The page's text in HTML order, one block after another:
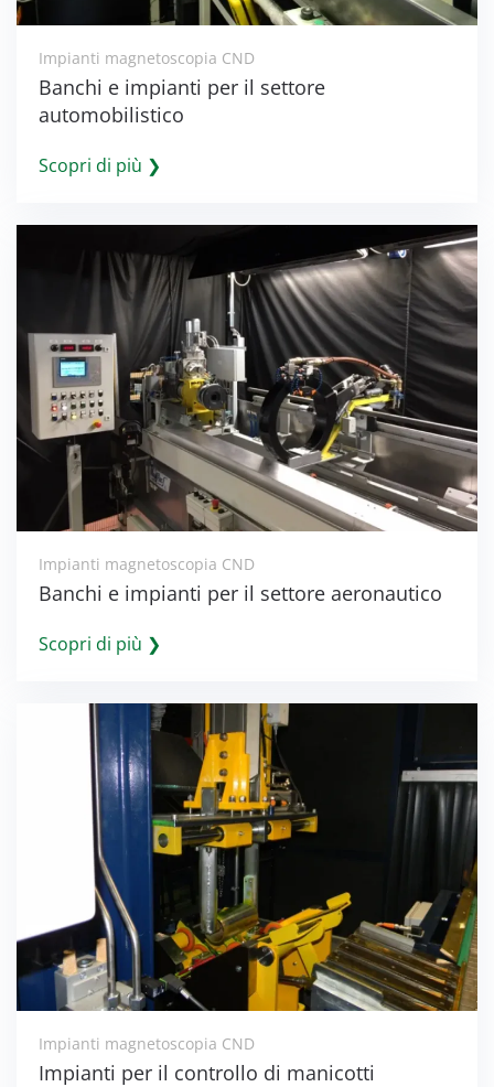
Impianti magnetoscopia CND
Banchi e impianti per il settore
automobilistico
Scopri di più ❯
Impianti magnetoscopia CND
Banchi e impianti per il settore aeronautico
Scopri di più ❯
Impianti magnetoscopia CND
Impianti per il controllo di manicotti